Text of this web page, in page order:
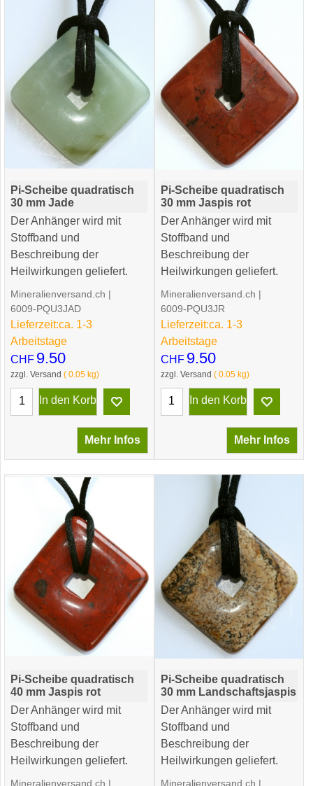
Pi-Scheibe quadratisch
30 mm Jade
Der Anhänger wird mit
Stoffband und
Beschreibung der
Heilwirkungen geliefert.
CHF 9.50
zzgl. Versand 0.05 kg
Mineralienversand.ch
6009-PQU3JAD
Lieferzeit:ca. 1-3
Arbeitstage
In den Korb
Mehr Infos
Pi-Scheibe quadratisch
30 mm Jaspis rot
Der Anhänger wird mit
Stoffband und
Beschreibung der
Heilwirkungen geliefert.
CHF 9.50
zzgl. Versand 0.05kg
Mineralienversand.ch
6009-PQU3JR
Lieferzeit:ca. 1-3
Arbeitstage
In den Korb
Mehr Infos
Pi-Scheibe quadratisch
40 mm Jaspis rot
Der Anhänger wird mit
Stoffband und
Beschreibung der
Heilwirkungen geliefert.
Mineralienversand.ch
Pi-Scheibe quadratisch
30 mm Landschaftsjaspis
Der Anhänger wird mit
Stoffband und
Beschreibung der
Heilwirkungen geliefert.
Mineralienversand.ch